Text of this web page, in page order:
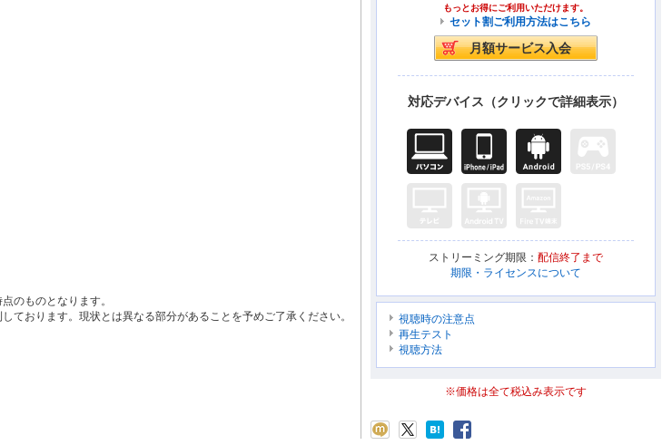
のものとなります。
おります。現状とは異なる部分があることを予めご了承ください。
もっとお得にご利用いただけます。
セット割ご利用方法はこちら
対応デバイス（クリックで詳細表示）
ストリーミング期限： 配信終了まで
期限・ライセンスについて
視聴時の注意点
再生テスト
視聴方法
※価格は全て税込み表示です